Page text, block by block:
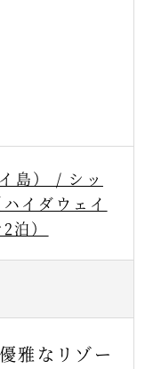
島） / シッ
イダウェイ
泊）
雅なリゾー